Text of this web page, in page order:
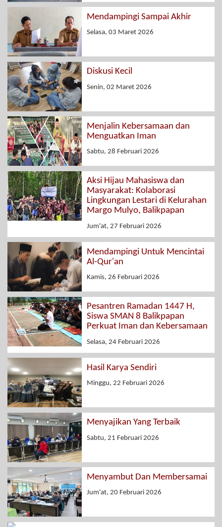
Mendampingi Sampai Akhir
Selasa, 03 Maret 2026
Diskusi Kecil
Senin, 02 Maret 2026
Menjalin Kebersamaan dan
Menguatkan Iman
Sabtu, 28 Februari 2026
Aksi Hijau Mahasiswa dan
Masyarakat: Kolaborasi
Lingkungan Lestari di Kelurahan
Margo Mulyo, Balikpapan
Jum'at, 27 Februari 2026
Mendampingi Untuk Mencintai
Al-Qur'an
Kamis, 26 Februari 2026
Pesantren Ramadan 1447 H,
Siswa SMAN 8 Balikpapan
Perkuat Iman dan Kebersamaan
Selasa, 24 Februari 2026
Hasil Karya Sendiri
Minggu, 22 Februari 2026
Menyajikan Yang Terbaik
Sabtu, 21 Februari 2026
Menyambut Dan Membersamai
Jum'at, 20 Februari 2026